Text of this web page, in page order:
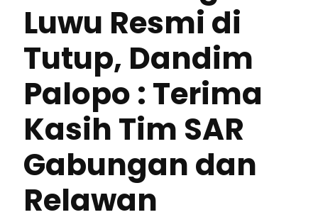
Luwu Resmi di
Tutup, Dandim
Palopo : Terima
Kasih Tim SAR
Gabungan dan
Relawan